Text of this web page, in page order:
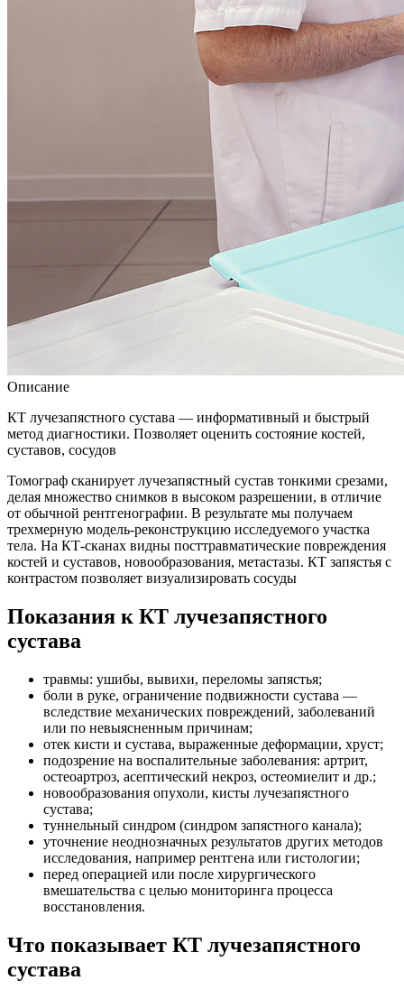
Описание
КТ лучезапястного сустава — информативный и быстрый
метод диагностики. Позволяет оценить состояние костей,
суставов, сосудов
Томограф сканирует лучезапястный сустав тонкими срезами,
делая множество снимков в высоком разрешении, в отличие
от обычной рентгенографии. В результате мы получаем
трехмерную модель-реконструкцию исследуемого участка
тела. На КТ-сканах видны посттравматические повреждения
костей и суставов, новообразования, метастазы. КТ запястья с
контрастом позволяет визуализировать сосуды
Показания к КТ лучезапястного
сустава
травмы: ушибы, вывихи, переломы запястья;
боли в руке, ограничение подвижности сустава —
вследствие механических повреждений, заболеваний
или по невыясненным причинам;
отек кисти и сустава, выраженные деформации, хруст;
подозрение на воспалительные заболевания: артрит,
остеоартроз, асептический некроз, остеомиелит и др.;
новообразования опухоли, кисты лучезапястного
сустава;
туннельный синдром (синдром запястного канала);
уточнение неоднозначных результатов других методов
исследования, например рентгена или гистологии;
перед операцией или после хирургического
вмешательства с целью мониторинга процесса
восстановления.
Что показывает КТ лучезапястного
сустава